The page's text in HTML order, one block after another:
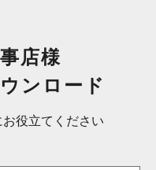
店様
ンロード
役立てください